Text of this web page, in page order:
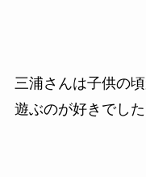
三浦さんは子供の
遊ぶのが好きでした